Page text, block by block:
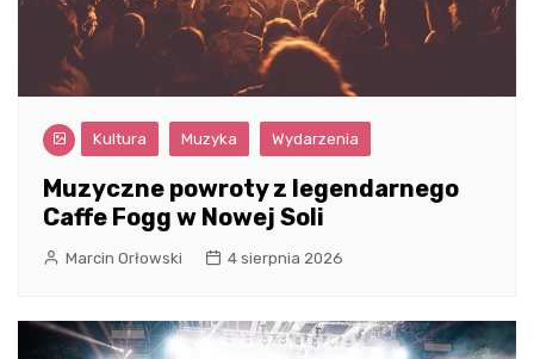
Kultura Muzyka Wydarzenia
Muzyczne powroty z legendarnego
Caffe Fogg w Nowej Soli
Marcin Orłowski 4 sierpnia 2026